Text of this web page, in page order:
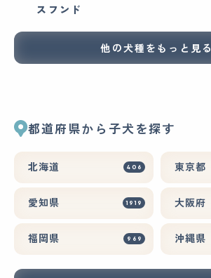
スフンド
他の犬種をもっと見る
都道府県から子犬を探す
北海道 406 東京都
愛知県 1919 大阪府
福岡県 969 沖縄県